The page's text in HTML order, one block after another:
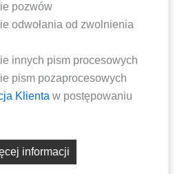
pozwów
odwo­ła­nia od zwol­nie­nia
innych pism procesowych
pism pozaprocesowych
Klien­ta w postę­po­wa­niu
informacji